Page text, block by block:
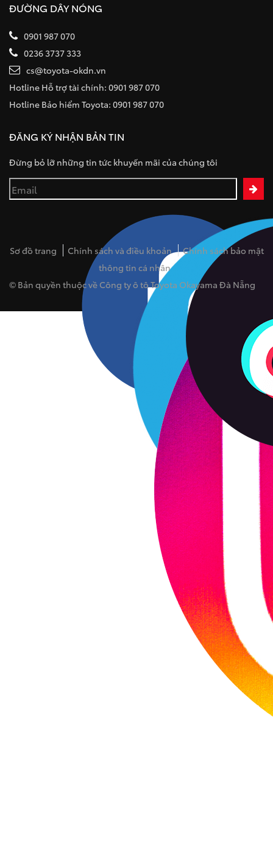
ĐƯỜNG DÂY NÓNG
0901 987 070
0236 3737 333
cs@toyota-okdn.vn
Hotline Hỗ trợ tài chính: 0901 987 070
Hotline Bảo hiểm Toyota: 0901 987 070
ĐĂNG KÝ NHẬN BẢN TIN
Đừng bỏ lỡ những tin tức khuyến mãi của chúng tôi
Sơ đồ trang Chính sách và điều khoản
Chính sách bảo mật
thông tin cá nhân
© Bản quyền thuộc về Công ty ô tô Toyota Okayama Đà Nẵng